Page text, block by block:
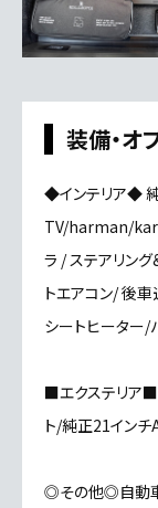
装備・オ
◆インテリア◆ 純
TV/harman/
ラ / ステアリン
トエアコン/ 後
シートヒーター/
■エクステリア■
ト/純正21インチ
◎その他◎自動